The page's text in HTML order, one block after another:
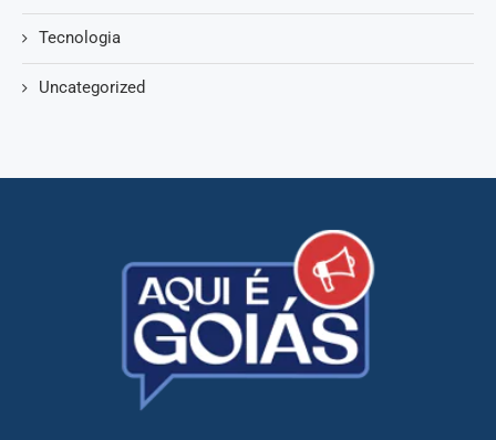
Tecnologia
Uncategorized